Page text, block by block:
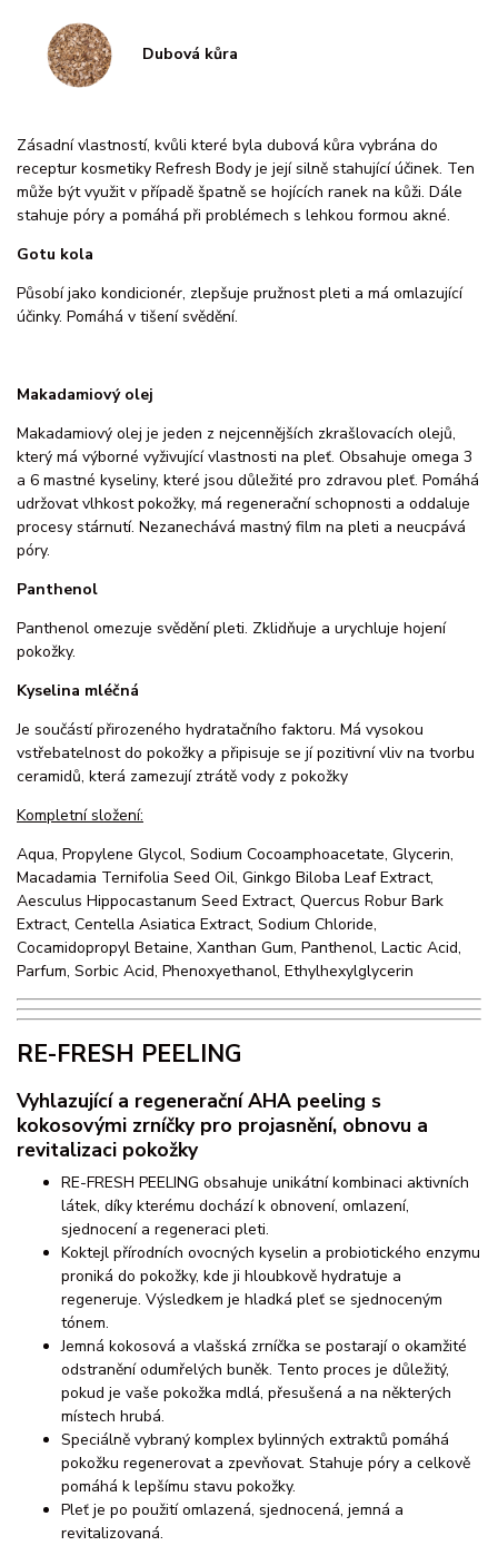
Dubová kůra
Zásadní vlastností, kvůli které byla dubová kůra vybrána do
receptur kosmetiky Refresh Body je její silně stahující účinek. Ten
může být využit v případě špatně se hojících ranek na kůži. Dále
stahuje póry a pomáhá při problémech s lehkou formou akné.
Gotu kola
Působí jako kondicionér, zlepšuje pružnost pleti a má omlazující
účinky. Pomáhá v tišení svědění.
Makadamiový olej
Makadamiový olej je jeden z nejcennějších zkrašlovacích olejů,
který má výborné vyživující vlastnosti na pleť. Obsahuje omega 3
a 6 mastné kyseliny, které jsou důležité pro zdravou pleť. Pomáhá
udržovat vlhkost pokožky, má regenerační schopnosti a oddaluje
procesy stárnutí. Nezanechává mastný film na pleti a neucpává
póry.
Panthenol
Panthenol omezuje svědění pleti. Zklidňuje a urychluje hojení
pokožky.
Kyselina mléčná
Je součástí přirozeného hydratačního faktoru. Má vysokou
vstřebatelnost do pokožky a připisuje se jí pozitivní vliv na tvorbu
ceramidů, která zamezují ztrátě vody z pokožky
Kompletní složení:
Aqua, Propylene Glycol, Sodium Cocoamphoacetate, Glycerin,
Macadamia Ternifolia Seed Oil, Ginkgo Biloba Leaf Extract,
Aesculus Hippocastanum Seed Extract, Quercus Robur Bark
Extract, Centella Asiatica Extract, Sodium Chloride,
Cocamidopropyl Betaine, Xanthan Gum, Panthenol, Lactic Acid,
Parfum, Sorbic Acid, Phenoxyethanol, Ethylhexylglycerin
RE-FRESH PEELING
Vyhlazující a regenerační AHA peeling s
kokosovými zrníčky pro projasnění, obnovu a
revitalizaci pokožky
RE-FRESH PEELING obsahuje unikátní kombinaci aktivních
látek, díky kterému dochází k obnovení, omlazení,
sjednocení a regeneraci pleti.
Koktejl přírodních ovocných kyselin a probiotického enzymu
proniká do pokožky, kde ji hloubkově hydratuje a
regeneruje. Výsledkem je hladká pleť se sjednoceným
tónem.
Jemná kokosová a vlašská zrníčka se postarají o okamžité
odstranění odumřelých buněk. Tento proces je důležitý,
pokud je vaše pokožka mdlá, přesušená a na některých
místech hrubá.
Speciálně vybraný komplex bylinných extraktů pomáhá
pokožku regenerovat a zpevňovat. Stahuje póry a celkově
pomáhá k lepšímu stavu pokožky.
Pleť je po použití omlazená, sjednocená, jemná a
revitalizovaná.